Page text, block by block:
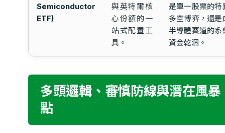
Semiconductor
ETF)
與英特爾核
心份額的一
站式配置工
具。
是單一股票的特
多空博弈，還是
半導體賽道的系
資金乾涸。
多頭邏輯、審慎防線與潛在風暴
點